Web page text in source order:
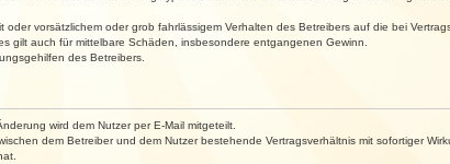
vorsätzlichem oder grob fahrlässigem Verhalten des Betreibers auf die bei
gilt auch für mittelbare Schäden, insbesondere entgangenen Gewinn.
des Betreibers.
wird dem Nutzer per E-Mail mitgeteilt.
dem Betreiber und dem Nutzer bestehende Vertragsverhältnis mit sofortiger